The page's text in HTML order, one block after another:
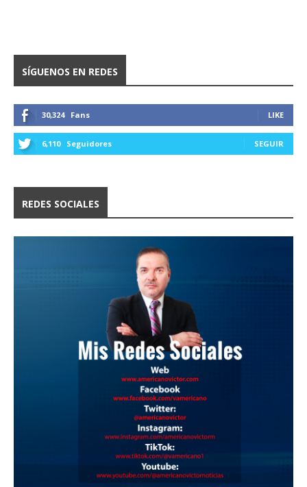
SÍGUENOS EN REDES
30,324 Fans LIKE
6,110 Seguidores SEGUIR
REDES SOCIALES